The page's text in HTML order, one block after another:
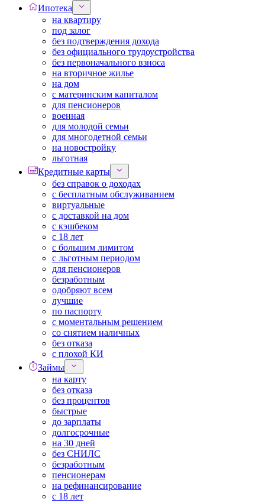
Ипотека
на квартиру
под залог
без подтверждения дохода
без официального трудоустройства
без первоначального взноса
на вторичное жилье
на дом
с материнским капиталом
для пенсионеров
военная
для молодой семьи
для многодетной семьи
на новостройку
льготная
Кредитные карты
без справок о доходах
с бесплатным обслуживанием
виртуальные
с доставкой на дом
с кэшбеком
с 18 лет
с большим лимитом
с льготным периодом
для пенсионеров
безработным
одобряют всем
лучшие
по паспорту
с моментальным решением
со снятием наличных
без отказа
с плохой КИ
Займы
на карту
без отказа
без процентов
быстрые
до зарплаты
долгосрочные
на 30 дней
без СНИЛС
безработным
пенсионерам
на рефинансирование
с 18 лет